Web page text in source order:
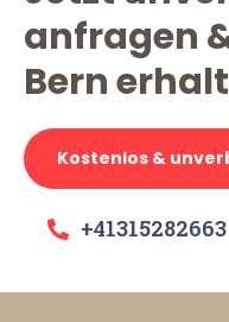
anfragen
Bern
Kostenlos &
+41315282663